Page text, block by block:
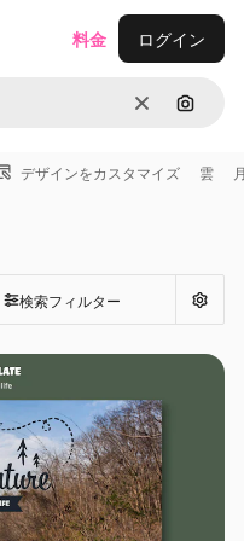
消去 画像で
料金 ログイン
デザインをカスタマイズ 雲
検索フィルター